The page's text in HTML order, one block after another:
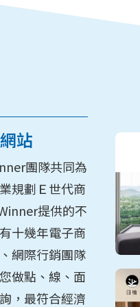
站
團隊共同為
規劃Ｅ世代商
提供的不
十幾年電子商
網際行銷團隊
做點、線、面